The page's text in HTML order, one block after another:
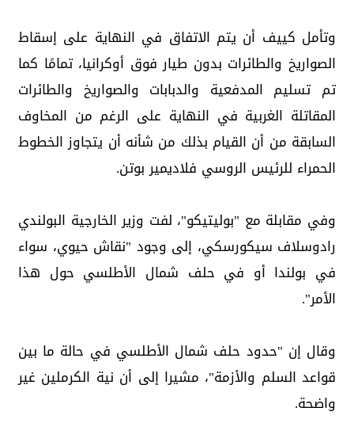
وتأمل كييف أن يتم الاتفاق في النهاية على إسقاط
الصواريخ والطائرات بدون طيار فوق أوكرانيا، تمامًا كما
تم تسليم المدفعية والدبابات والصواريخ والطائرات
المقاتلة الغربية في النهاية على الرغم من المخاوف
السابقة من أن القيام بذلك من شأنه أن يتجاوز الخطوط
الحمراء للرئيس الروسي فلاديمير بوتن.
وفي مقابلة مع "بوليتيكو"، لفت وزير الخارجية البولندي
رادوسلاف سيكورسكي، إلى وجود "نقاش حيوي، سواء
في بولندا أو في حلف شمال الأطلسي حول هذا
الأمر".
وقال إن "حدود حلف شمال الأطلسي في حالة ما بين
قواعد السلم والأزمة"، مشيرا إلى أن نية الكرملين غير
واضحة.